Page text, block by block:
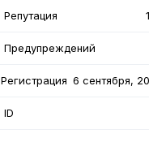
Репутация
Предупреждений
Регистрация 6 сентября,
ID